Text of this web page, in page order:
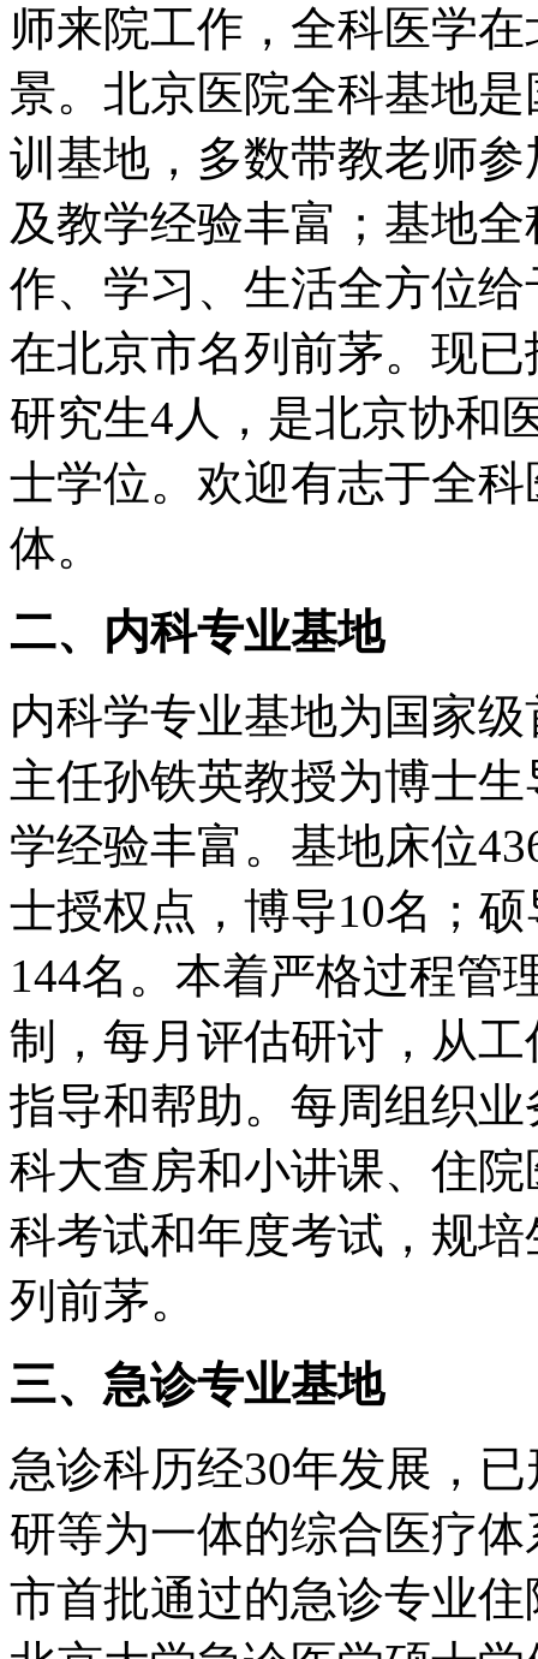
师来院工作，全科医学
景。北京医院全科基地
训基地，多数带教老师
及教学经验丰富；基地
作、学习、生活全方位
在北京市名列前茅。现
研究生4人，是北京协和
士学位。欢迎有志于全
体。
二、内科专业基地
内科学专业基地为国家
主任孙铁英教授为博士
学经验丰富。基地床位
士授权点，博导10名；
144名。本着严格过程管
制，每月评估研讨，从
指导和帮助。每周组织
科大查房和小讲课、住
科考试和年度考试，规
列前茅。
三、急诊专业基地
急诊科历经30年发展，
研等为一体的综合医疗
市首批通过的急诊专业